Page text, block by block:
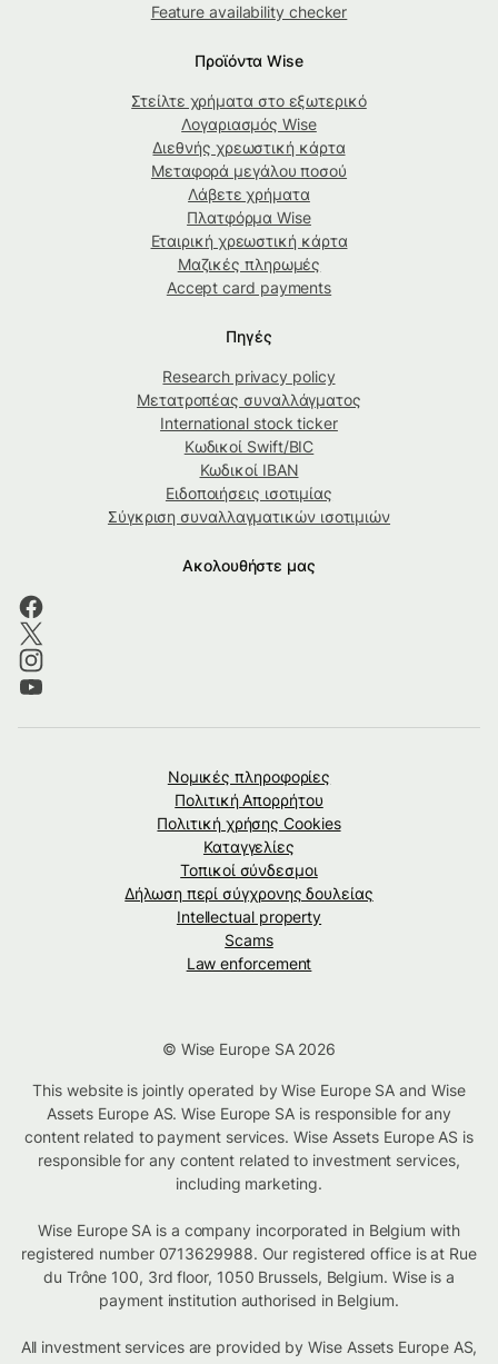
Feature availability checker
Προϊόντα Wise
Στείλτε χρήματα στο εξωτερικό
Λογαριασμός Wise
Διεθνής χρεωστική κάρτα
Μεταφορά μεγάλου ποσού
Λάβετε χρήματα
Πλατφόρμα Wise
Εταιρική χρεωστική κάρτα
Μαζικές πληρωμές
Accept card payments
Πηγές
Research privacy policy
Μετατροπέας συναλλάγματος
International stock ticker
Κωδικοί Swift/BIC
Κωδικοί IBAN
Ειδοποιήσεις ισοτιμίας
Σύγκριση συναλλαγματικών ισοτιμιών
Ακολουθήστε μας
Νομικές πληροφορίες
Πολιτική Απορρήτου
Πολιτική χρήσης Cookies
Καταγγελίες
Τοπικοί σύνδεσμοι
Δήλωση περί σύγχρονης δουλείας
Intellectual property
Scams
Law enforcement
© Wise Europe SA 2026
This website is jointly operated by Wise Europe SA and Wise
Assets Europe AS. Wise Europe SA is responsible for any
content related to payment services. Wise Assets Europe AS is
responsible for any content related to investment services,
including marketing.
Wise Europe SA is a company incorporated in Belgium with
registered number 0713629988. Our registered office is at Rue
du Trône 100, 3rd floor, 1050 Brussels, Belgium. Wise is a
payment institution authorised in Belgium.
All investment services are provided by Wise Assets Europe AS,